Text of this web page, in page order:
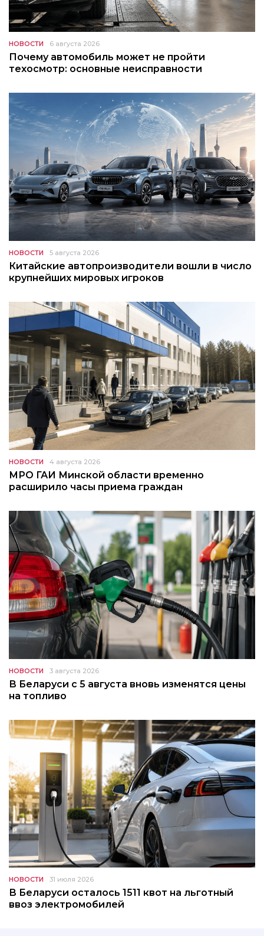
НОВОСТИ 6 августа 2026
Почему автомобиль может не пройти
техосмотр: основные неисправности
НОВОСТИ 5 августа 2026
Китайские автопроизводители вошли в число
крупнейших мировых игроков
НОВОСТИ 4 августа 2026
МРО ГАИ Минской области временно
расширило часы приема граждан
НОВОСТИ 3 августа 2026
В Беларуси с 5 августа вновь изменятся цены
на топливо
НОВОСТИ 31 июля 2026
В Беларуси осталось 1511 квот на льготный
ввоз электромобилей